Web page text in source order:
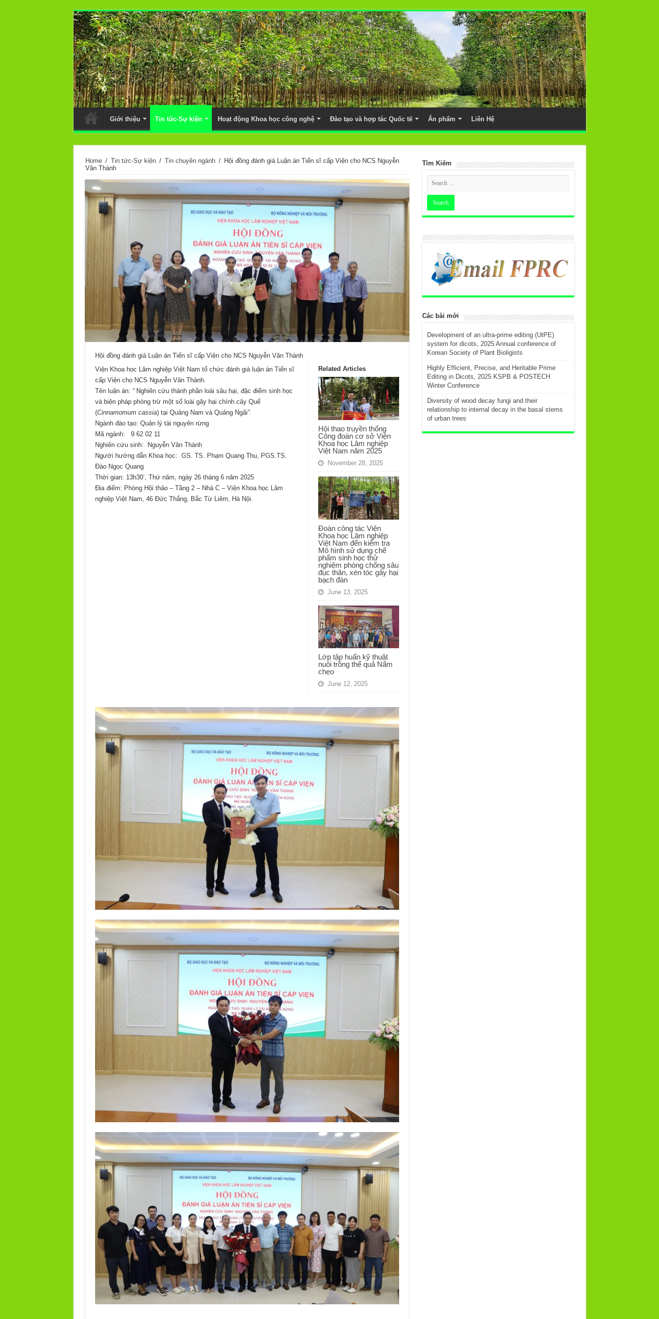
Giới thiệu Tin tức-Sự kiện Hoạt động Khoa học công nghệ Đào tạo và hợp tác Quốc tế Ấn phẩm Liên Hệ
Home / Tin tức-Sự kiện / Tin chuyên ngành /
Hội đồng đánh giá Luận án Tiến sĩ cấp Viện cho NCS Nguyễn
Văn Thành
Hội đồng đánh giá Luận án Tiến sĩ cấp Viện cho NCS Nguyễn Văn Thành
Related Articles
Hội thao truyền thống
Công đoàn cơ sở Viện
Khoa học Lâm nghiệp
Việt Nam năm 2025
November 28, 2025
Đoàn công tác Viện
Khoa học Lâm nghiệp
Việt Nam đến kiểm tra
Mô hình sử dụng chế
phẩm sinh học thử
nghiệm phòng chống sâu
đục thân, xén tóc gây hại
bạch đàn
June 13, 2025
Lớp tập huấn kỹ thuật
nuôi trồng thể quả Nấm
chẹo
June 12, 2025
Viện Khoa học Lâm nghiệp Việt Nam tổ chức đánh giá luận án Tiến sĩ
cấp Viện cho NCS Nguyễn Văn Thành.
Tên luận án: “Nghiên cứu thành phần loài sâu hại, đặc điểm sinh học
và biện pháp phòng trừ một số loài gây hại chính cây Quế
(Cinnamomum cassia) tại Quảng Nam và Quảng Ngãi”.
Ngành đào tạo: Quản lý tài nguyên rừng
Mã ngành: 9 62 02 11
Nghiên cứu sinh: Nguyễn Văn Thành
Người hướng dẫn Khoa học: GS. TS. Phạm Quang Thu, PGS.TS.
Đào Ngọc Quang
Thời gian: 13h30’, Thứ năm, ngày 26 tháng 6 năm 2025
Địa điểm: Phòng Hội thảo – Tầng 2 – Nhà C – Viện Khoa học Lâm
nghiệp Việt Nam, 46 Đức Thắng, Bắc Từ Liêm, Hà Nội.
Tìm Kiếm
Các bài mới
Development of an ultra-prime editing (UtPE)
system for dicots, 2025 Annual conference of
Korean Society of Plant Bioligists
Highly Efficient, Precise, and Heritable Prime
Editing in Dicots, 2025 KSPB & POSTECH
Winter Conference
Diversity of wood decay fungi and their
relationship to internal decay in the basal stems
of urban trees